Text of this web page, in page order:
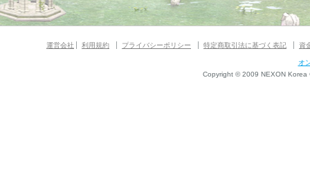
運営会社 利用規約 プライバシーポリシー 特定商取引法に基づく表記 資
オ
Copyright © 2009 NEXON Korea